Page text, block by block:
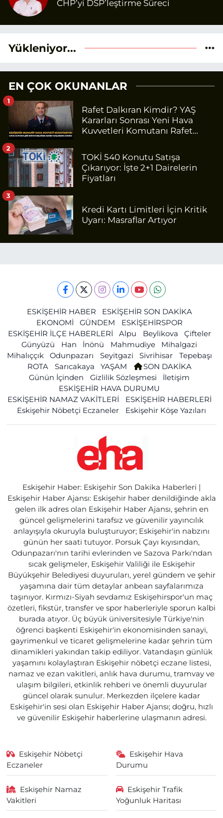
CHP’yi DSP’leştirme Süreci
Yükleniyor...
EN ÇOK OKUNANLAR
Rafet Dalkıran Kimdir? YAŞ
Kararları Sonrası Yeni Hava
Kuvvetleri Komutanı Rafet
1
TOKİ 540 Konutu Satışa
Çıkarıyor: İşte 2+1 Dairelerin
Fiyatları
2
Kredi Kartı Limitleri İçin Kritik
Uyarı: Masraflar Artıyor
3
ESKİŞEHİR HABER
ESKİŞEHİR SON DAKİKA
EKONOMİ
GÜNDEM
ESKİŞEHİRSPOR
ESKİŞEHİR İLÇE HABERLERİ
Alpu Beylikova
Çifteler
Günyüzü
Han İnönü Mahmudiye
Mihalgazi
Mihalıççık
Odunpazarı Seyitgazi Sivrihisar
Tepebaşı
ROTA
Sarıcakaya YAŞAM
SON DAKİKA
Günün İçinden
Gizlilik Sözleşmesi
İletişim
ESKİŞEHİR HAVA DURUMU
ESKİŞEHİR NAMAZ VAKİTLERİ
ESKİŞEHİR HABERLERİ
Eskişehir Nöbetçi Eczaneler
Eskişehir Köşe Yazıları
Eskişehir Haber: Eskişehir Son Dakika Haberleri |
Eskişehir Haber Ajansı: Eskişehir haber denildiğinde akla
gelen ilk adres olan Eskişehir Haber Ajansı, şehrin en
güncel gelişmelerini tarafsız ve güvenilir yayıncılık
anlayışıyla okuruyla buluşturuyor; Eskişehir'in nabzını
günün her saati tutuyor. Porsuk Çayı kıyısından,
Odunpazarı'nın tarihi evlerinden ve Sazova Parkı'ndan
sıcak gelişmeler, Eskişehir Valiliği ile Eskişehir
Büyükşehir Belediyesi duyuruları, yerel gündem ve şehir
yaşamına dair tüm detaylar anbean sayfalarımıza
taşınıyor. Kırmızı-Siyah sevdamız Eskişehirspor'un maç
özetleri, fikstür, transfer ve spor haberleriyle sporun kalbi
burada atıyor. Üç büyük üniversitesiyle Türkiye'nin
öğrenci başkenti Eskişehir'in ekonomisinden sanayi,
gayrimenkul ve ticaret gelişmelerine kadar şehrin tüm
dinamikleri yakından takip ediliyor. Vatandaşın günlük
yaşamını kolaylaştıran Eskişehir nöbetçi eczane listesi,
namaz ve ezan vakitleri, anlık hava durumu, tramvay ve
ulaşım bilgileri, etkinlik rehberi ve önemli duyurular
güncel olarak sunulur. Merkezden ilçelere kadar
Eskişehir'in sesi olan Eskişehir Haber Ajansı; doğru, hızlı
ve güvenilir Eskişehir haberlerine ulaşmanın adresi.
Eskişehir Nöbetçi
Eczaneler
Eskişehir Hava
Durumu
Eskişehir Namaz
Vakitleri
Eskişehir Trafik
Yoğunluk Haritası